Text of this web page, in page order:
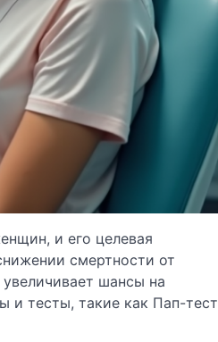
и его целевая
смертности от
увеличивает шансы на
и тесты, такие как Пап-тест